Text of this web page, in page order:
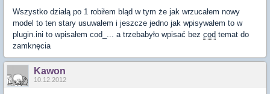
Wszystko działą po 1 robiłem bląd w tym że jak wrzucałem nowy
model to ten stary usuwałem i jeszcze jedno jak wpisywałem to w
plugin.ini to wpisałem cod_... a trzebabyło wpisać bez cod temat do
zamknęcia
Kawon
10.12.2012